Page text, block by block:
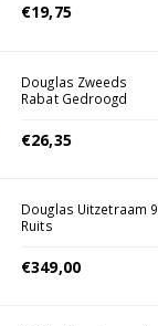
€19,75
Douglas Zweeds
Rabat Gedroogd
Geïmpregneerd
€26,35
Douglas Uitzetraam 9
Ruits
€349,00